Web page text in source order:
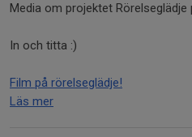
Media om projektet Rörelseglädje
In och titta :)
Film på rörelseglädje!
Läs mer